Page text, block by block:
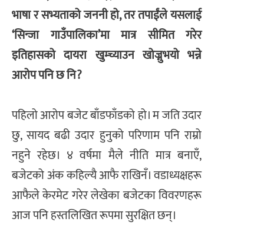
भाषा र सभ्यताको जननी हो, तर तपाईंले यसलाई
‘सिन्जा गाउँपालिका’मा मात्र सीमित गरेर
इतिहासको दायरा खुम्च्याउन खोज्नुभयो भन्ने
आरोप पनि छ नि?
पहिलो आरोप बजेट बाँडफाँडको हो। म जति उदार
छु, सायद बढी उदार हुनुको परिणाम पनि राम्रो
नहुने रहेछ। ४ वर्षमा मैले नीति मात्र बनाएँ,
बजेटको अंक कहिल्यै आफै राखिनँ। वडाध्यक्षहरू
आफैले केरमेट गरेर लेखेका बजेटका विवरणहरू
आज पनि हस्तलिखित रूपमा सुरक्षित छन्।